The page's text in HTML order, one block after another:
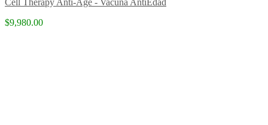
$9,980.00